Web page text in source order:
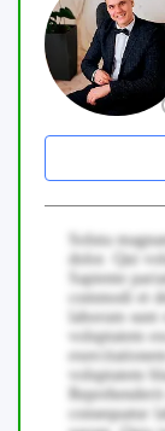
Soluta
dolor. Qui
Sapiente
commodi et
laborum sunt
voluptatem
voluptatem
consequatur